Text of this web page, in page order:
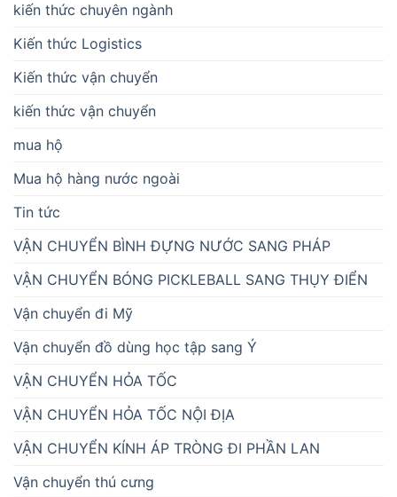
kiến thức chuyên ngành
Kiến thức Logistics
Kiến thức vận chuyển
kiến thức vận chuyển
mua hộ
Mua hộ hàng nước ngoài
Tin tức
VẬN CHUYỂN BÌNH ĐỰNG NƯỚC SANG PHÁP
VẬN CHUYỂN BÓNG PICKLEBALL SANG THỤY ĐIỂN
Vận chuyển đi Mỹ
Vận chuyển đồ dùng học tập sang Ý
VẬN CHUYỂN HỎA TỐC
VẬN CHUYỂN HỎA TỐC NỘI ĐỊA
VẬN CHUYỂN KÍNH ÁP TRÒNG ĐI PHẦN LAN
Vận chuyển thú cưng